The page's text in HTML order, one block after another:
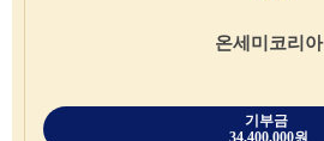
온세미코리아
기부금
34,400,000원